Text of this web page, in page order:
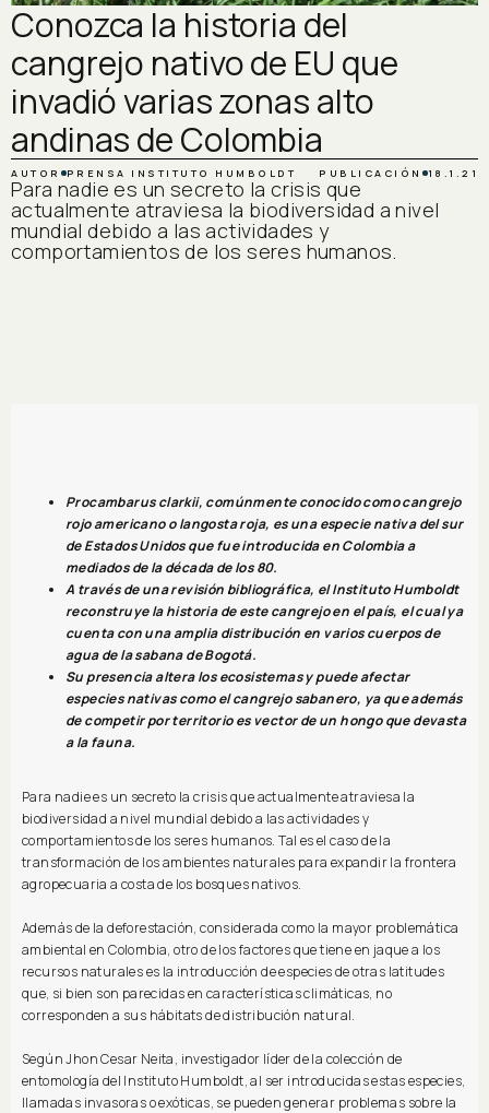
Conozca la historia del
cangrejo nativo de EU que
invadió varias zonas alto
andinas de Colombia
AUTOR PRENSA INSTITUTO HUMBOLDT PUBLICACIÓN 18.1.21
Para nadie es un secreto la crisis que
actualmente atraviesa la biodiversidad a nivel
mundial debido a las actividades y
comportamientos de los seres humanos.
Procambarus clarkii, comúnmente conocido como cangrejo
rojo americano o langosta roja, es una especie nativa del sur
de Estados Unidos que fue introducida en Colombia a
mediados de la década de los 80.
A través de una revisión bibliográfica, el Instituto Humboldt
reconstruye la historia de este cangrejo en el país, el cual ya
cuenta con una amplia distribución en varios cuerpos de
agua de la sabana de Bogotá.
Su presencia altera los ecosistemas y puede afectar
especies nativas como el cangrejo sabanero, ya que además
de competir por territorio es vector de un hongo que devasta
a la fauna.
Para nadie es un secreto la crisis que actualmente atraviesa la
biodiversidad a nivel mundial debido a las actividades y
comportamientos de los seres humanos. Tal es el caso de la
transformación de los ambientes naturales para expandir la frontera
agropecuaria a costa de los bosques nativos.
Además de la deforestación, considerada como la mayor problemática
ambiental en Colombia, otro de los factores que tiene en jaque a los
recursos naturales es la introducción de especies de otras latitudes
que, si bien son parecidas en características climáticas, no
corresponden a sus hábitats de distribución natural.
Según Jhon Cesar Neita, investigador líder de la colección de
entomología del Instituto Humboldt, al ser introducidas estas especies,
llamadas invasoras o exóticas, se pueden generar problemas sobre la